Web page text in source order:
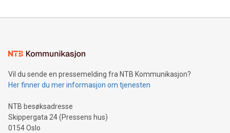
Vil du sende en pressemelding fra NTB Kommunikasjon?
Her finner du mer informasjon om tjenesten
NTB besøksadresse
Skippergata 24 (Pressens hus)
0154 Oslo